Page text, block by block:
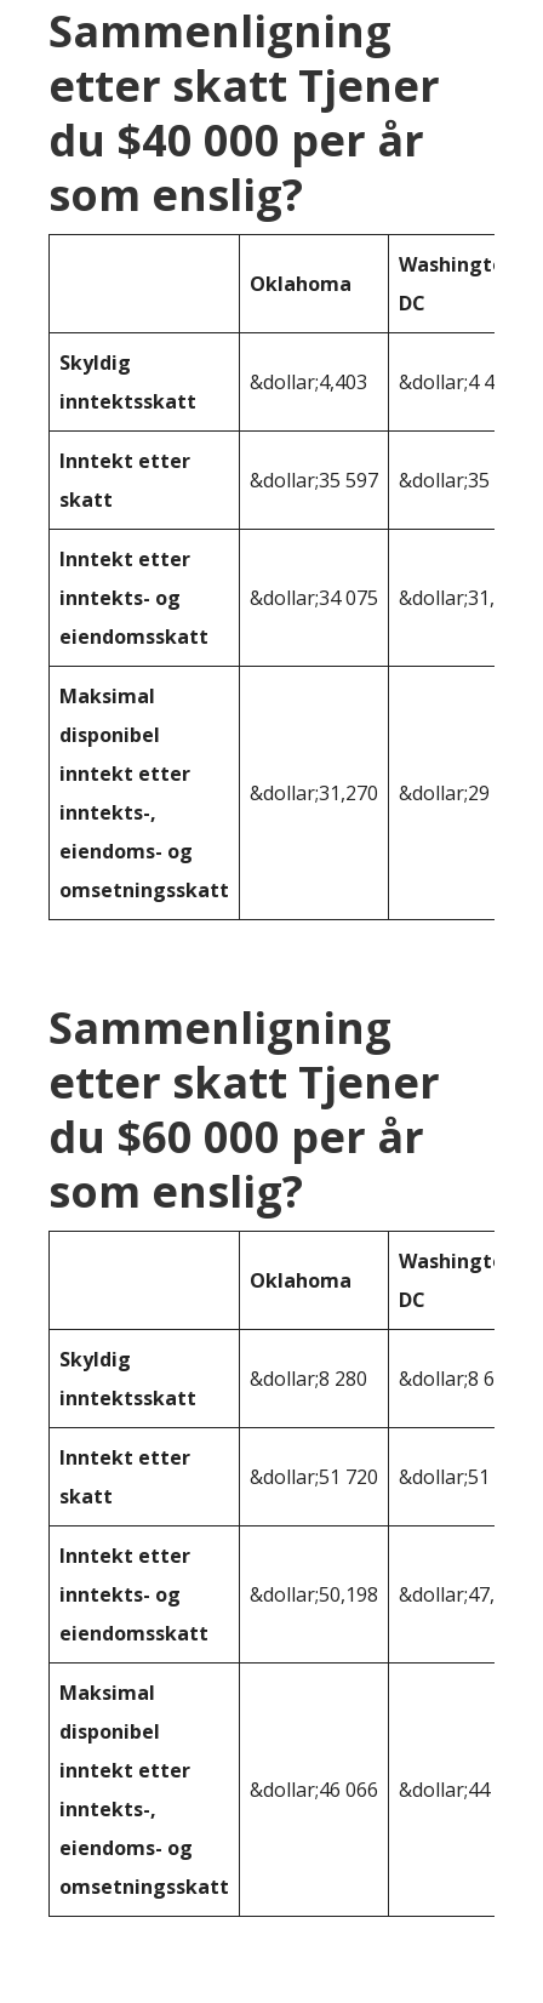
Sammenligning
etter skatt Tjener
du $40 000 per år
som enslig?
Oklahoma
Washington
DC
Skyldig
inntektsskatt
&dollar;4,403 &dollar;4 463
Inntekt etter
skatt
&dollar;35 597 &dollar;35 537
Inntekt etter
inntekts- og
eiendomsskatt
&dollar;34 075 &dollar;31,386
Maksimal
disponibel
inntekt etter
inntekts-,
eiendoms- og
omsetningsskatt
&dollar;31,270 &dollar;29 610
Sammenligning
etter skatt Tjener
du $60 000 per år
som enslig?
Oklahoma
Washington
DC
Skyldig
inntektsskatt
&dollar;8 280 &dollar;8 626
Inntekt etter
skatt
&dollar;51 720 &dollar;51 374
Inntekt etter
inntekts- og
eiendomsskatt
&dollar;50,198 &dollar;47,223
Maksimal
disponibel
inntekt etter
inntekts-,
eiendoms- og
omsetningsskatt
&dollar;46 066 &dollar;44 550